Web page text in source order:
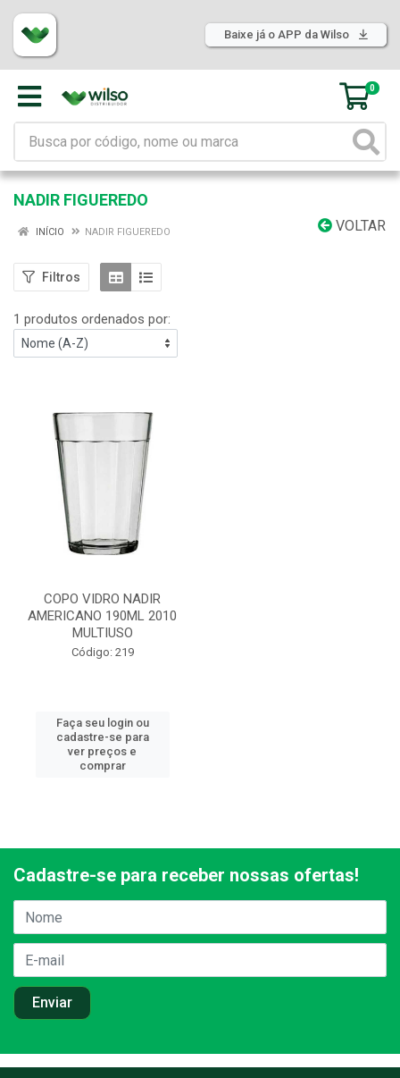
Baixe já o APP da Wilso
0
NADIR FIGUEREDO
VOLTAR
INÍCIO NADIR FIGUEREDO
Filtros
1 produtos ordenados por:
COPO VIDRO NADIR
AMERICANO 190ML 2010
MULTIUSO
Código: 219
Faça seu login ou
cadastre-se para
ver preços e
comprar
Cadastre-se para receber nossas ofertas!